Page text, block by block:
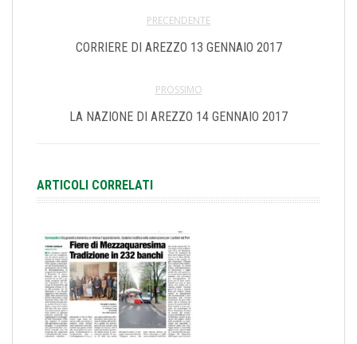
PRECENDENTE
CORRIERE DI AREZZO 13 GENNAIO 2017
PROSSIMO
LA NAZIONE DI AREZZO 14 GENNAIO 2017
ARTICOLI CORRELATI